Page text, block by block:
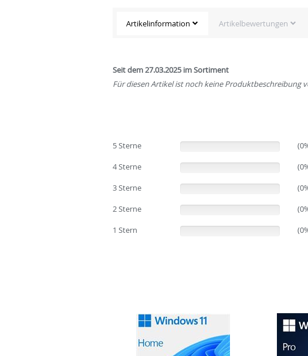
Artikelinformation Artikelbewertungen
Seit dem 27.03.2025 im Sortiment
Für diesen Artikel ist noch keine Produktbeschreibung
5 Sterne
4 Sterne
3 Sterne
2 Sterne
1 Stern